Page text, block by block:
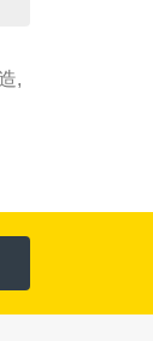
,